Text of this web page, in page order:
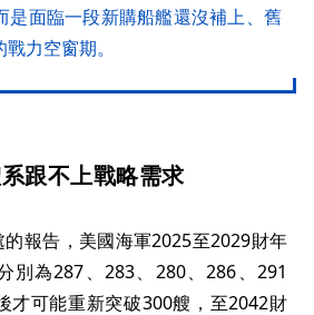
是面臨一段新購船艦還沒補上、舊
力空窗期。
跟不上戰略需求
報告，美國海軍2025至2029財年
別為287、283、280、286、291
才可能重新突破300艘，至2042財